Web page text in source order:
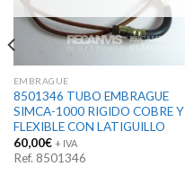
EMBRAGUE
8501346 TUBO EMBRAGUE
SIMCA-1000 RIGIDO COBRE Y
FLEXIBLE CON LATIGUILLO
60,00€ + IVA
Ref. 8501346